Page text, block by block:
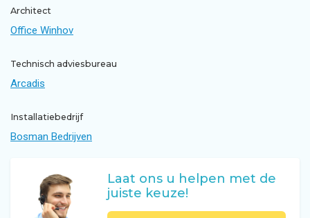
Architect
Office Winhov
Technisch adviesbureau
Arcadis
Installatiebedrijf
Bosman Bedrijven
Laat ons u helpen met de
juiste keuze!